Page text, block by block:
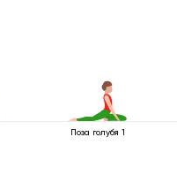
Поза голубя 1